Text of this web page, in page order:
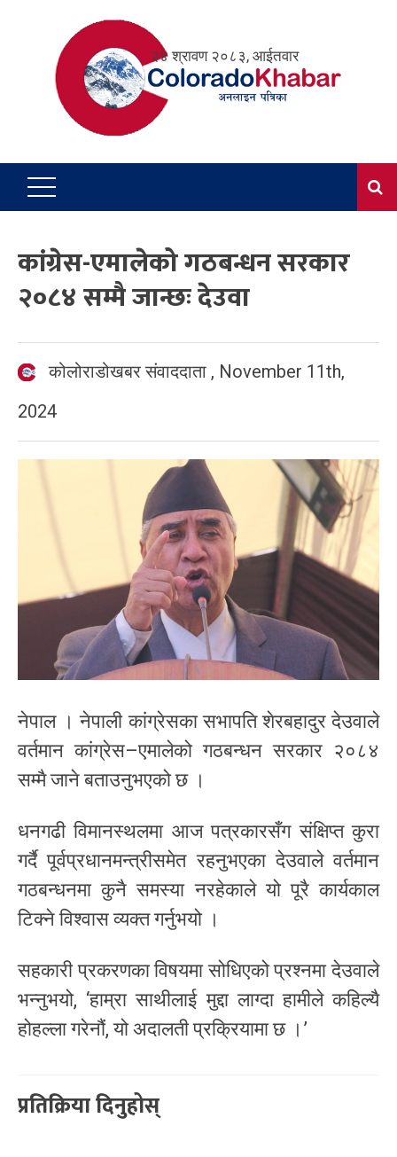
२४ श्रावण २०८३, आईतवार
कांग्रेस-एमालेको गठबन्धन सरकार
२०८४ सम्मै जान्छः देउवा
कोलोराडोखबर संवाददाता , November 11th,
2024
नेपाल । नेपाली कांग्रेसका सभापति शेरबहादुर देउवाले
वर्तमान कांग्रेस–एमालेको गठबन्धन सरकार २०८४
सम्मै जाने बताउनुभएको छ ।
धनगढी विमानस्थलमा आज पत्रकारसँग संक्षिप्त कुरा
गर्दै पूर्वप्रधानमन्त्रीसमेत रहनुभएका देउवाले वर्तमान
गठबन्धनमा कुनै समस्या नरहेकाले यो पूरै कार्यकाल
टिक्ने विश्वास व्यक्त गर्नुभयो ।
सहकारी प्रकरणका विषयमा सोधिएको प्रश्नमा देउवाले
भन्नुभयो, ‘हाम्रा साथीलाई मुद्दा लाग्दा हामीले कहिल्यै
होहल्ला गरेनौं, यो अदालती प्रक्रियामा छ ।’
प्रतिक्रिया दिनुहोस्